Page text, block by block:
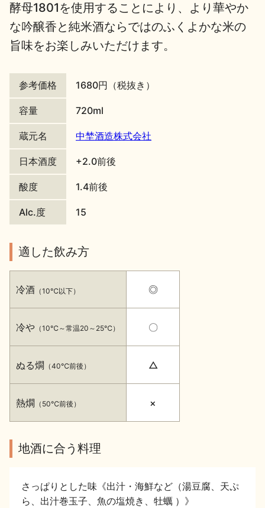
地酒川柳 地酒小説
日本酒の楽しみ方特集
地酒・イベント情報
イベント情報TOP 新商品・おすすめ商品
地酒蔵元会WEB展示会 地酒蔵元会利酒会
酵母1801を使用することにより、より華やか
な吟醸香と純米酒ならではのふくよかな米の
旨味をお楽しみいただけます。
参考価格 1680円（税抜き）
容量 720ml
蔵元名 中埜酒造株式会社
日本酒度 +2.0前後
酸度 1.4前後
Alc.度 15
適した飲み方
冷酒 （10℃以下）
冷や （10℃～常温20～25℃）
ぬる燗 （40℃前後）
熱燗 （50℃前後）
◎
〇
△
×
地酒に合う料理
さっぱりとした味《出汁・海鮮など（湯豆腐、天ぷ
ら、出汁巻玉子、魚の塩焼き、牡蠣 ）》